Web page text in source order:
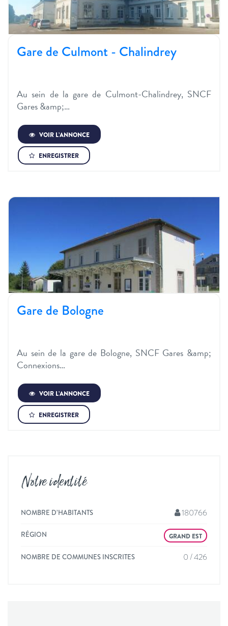
Gare de Culmont - Chalindrey
Au sein de la gare de Culmont-Chalindrey, SNCF
Gares &amp;…
VOIR L’ANNONCE
ENREGISTRER
Gare de Bologne
Au sein de la gare de Bologne, SNCF Gares &amp;
Connexions…
VOIR L’ANNONCE
ENREGISTRER
Notre identité
NOMBRE D’HABITANTS 180766
RÉGION GRAND EST
NOMBRE DE COMMUNES INSCRITES 0 / 426